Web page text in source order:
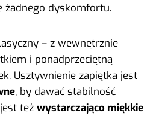
żadnego dyskomfortu.
– z wewnętrznie
i ponadprzeciętną
Usztywnienie zapiętka jest
, by dawać stabilność
też wystarczająco miękkie